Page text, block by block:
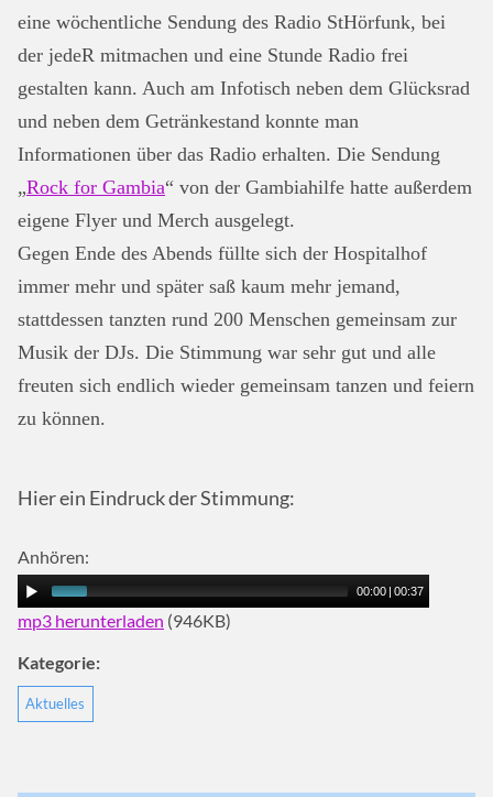
eine wöchentliche Sendung des Radio StHörfunk, bei
der jedeR mitmachen und eine Stunde Radio frei
gestalten kann. Auch am Infotisch neben dem Glücksrad
und neben dem Getränkestand konnte man
Informationen über das Radio erhalten. Die Sendung
„Rock for Gambia“ von der Gambiahilfe hatte außerdem
eigene Flyer und Merch ausgelegt.
Gegen Ende des Abends füllte sich der Hospitalhof
immer mehr und später saß kaum mehr jemand,
stattdessen tanzten rund 200 Menschen gemeinsam zur
Musik der DJs. Die Stimmung war sehr gut und alle
freuten sich endlich wieder gemeinsam tanzen und feiern
zu können.
Hier ein Eindruck der Stimmung:
Anhören:
00:00 00:37
mp3 herunterladen (946KB)
Kategorie:
Aktuelles